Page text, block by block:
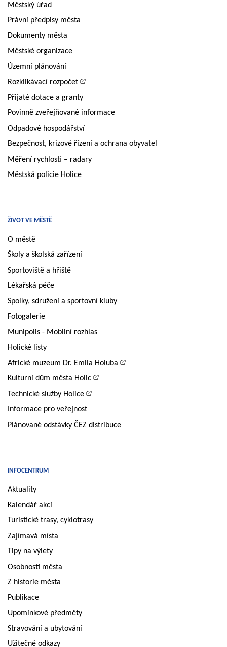
Městský úřad
Právní předpisy města
Dokumenty města
Městské organizace
Územní plánování
Rozklikávací rozpočet
Přijaté dotace a granty
Povinně zveřejňované informace
Odpadové hospodářství
Bezpečnost, krizové řízení a ochrana obyvatel
Měření rychlosti – radary
Městská policie Holice
ŽIVOT VE MĚSTĚ
O městě
Školy a školská zařízení
Sportoviště a hřiště
Lékařská péče
Spolky, sdružení a sportovní kluby
Fotogalerie
Munipolis - Mobilní rozhlas
Holické listy
Africké muzeum Dr. Emila Holuba
Kulturní dům města Holic
Technické služby Holice
Informace pro veřejnost
Plánované odstávky ČEZ distribuce
INFOCENTRUM
Aktuality
Kalendář akcí
Turistické trasy, cyklotrasy
Zajímavá místa
Tipy na výlety
Osobnosti města
Z historie města
Publikace
Upomínkové předměty
Stravování a ubytování
Užitečné odkazy